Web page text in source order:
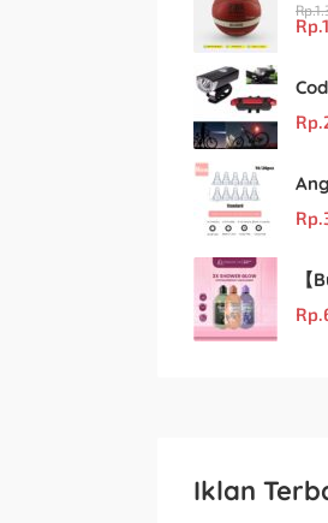
Rp.
Rp.
Rp.
Rp.
Rp.
Iklan